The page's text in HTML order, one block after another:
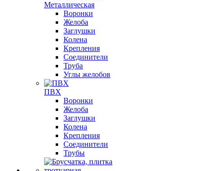
Металлическая
Воронки
Желоба
Заглушки
Колена
Крепления
Соединители
Труба
Углы желобов
ПВХ
Воронки
Желоба
Заглушки
Колена
Крепления
Соединители
Трубы